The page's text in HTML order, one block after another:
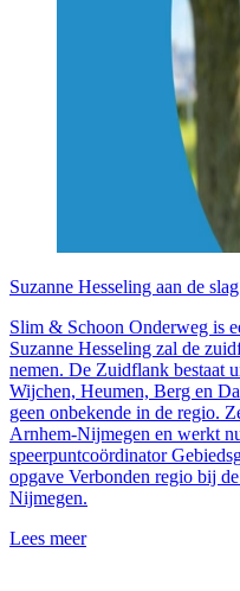
Suzanne Hesseling aan de
Slim & Schoon Onderweg is
Suzanne Hesseling zal de
nemen. De Zuidflank bestaat
Wijchen, Heumen, Berg en
geen onbekende in de regio.
Arnhem-Nijmegen en werkt
speerpuntcoördinator
opgave Verbonden regio bij
Nijmegen.
Lees meer